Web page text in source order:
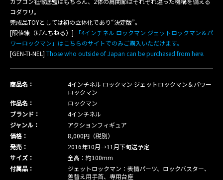
コダワリ。
完成品TOYとしては初の立体化であり“決定版”。
[限値練（げんちねる）] 「4インチネル ロックマン ジェットロックマン＆パ
ワーロックマン」はこちらのサイトでのみご購入いただけます。
[GEN-TI-NEL] Those who outside of Japan can be purchased from here.
商品名：
4インチネル ロックマン ジェットロックマン＆パワー
ロックマン
作品名：
ロックマン
ブランド：
4インチネル
ジャンル：
アクションフィギュア
価格：
8,000円（税別）
発売：
2016年10月→11月下旬送予定
サイズ：
全高：約100mm
付属品：
ジェットロックマン：表情パーツ、ロックバスター、
差替え用手首、専用台座